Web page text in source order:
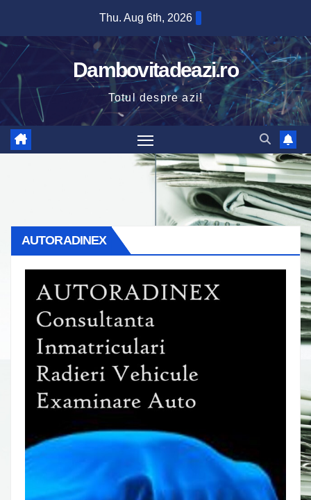
content
Thu. Aug 6th, 2026
Dambovitadeazi.ro
Totul despre azi!
AUTORADINEX